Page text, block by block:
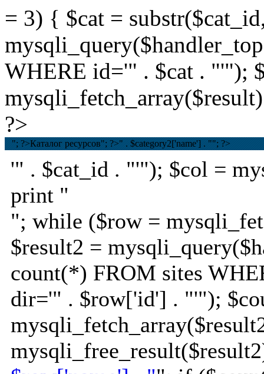
= 3) { $cat =
WHERE id='" . $cat . "'");
?>
"; ?>Каталог ресурсов"; ?>" . $category2['name'] . ""; ?>
'" . $cat_id . "'"); $col =
print "
"; while ($row =
$result2 =
count(*) FROM sites
dir='" . $row['id'] . "'");